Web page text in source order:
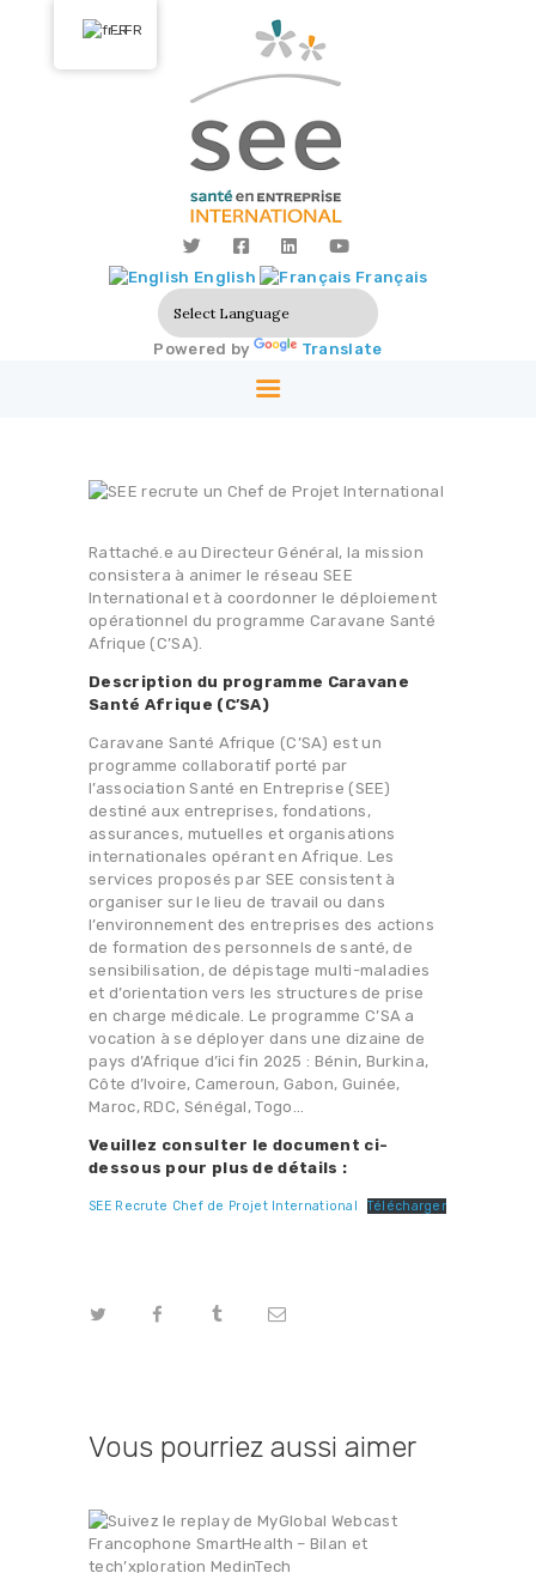
English Français
Powered by Translate
ACCUEIL
NOUS DÉCOUVRIR
NOS ACTIONS
SOLUTIONS
PARTENAIRES
LABELISATION
Rattaché.e au Directeur Général, la mission
consistera à animer le réseau SEE
International et à coordonner le déploiement
opérationnel du programme Caravane Santé
Afrique (C’SA).
Description du programme Caravane
Santé Afrique (C’SA)
Caravane Santé Afrique (C’SA) est un
programme collaboratif porté par
l’association Santé en Entreprise (SEE)
destiné aux entreprises, fondations,
assurances, mutuelles et organisations
internationales opérant en Afrique. Les
services proposés par SEE consistent à
organiser sur le lieu de travail ou dans
l’environnement des entreprises des actions
de formation des personnels de santé, de
sensibilisation, de dépistage multi-maladies
et d’orientation vers les structures de prise
en charge médicale. Le programme C’SA a
vocation à se déployer dans une dizaine de
pays d’Afrique d’ici fin 2025 : Bénin, Burkina,
Côte d’Ivoire, Cameroun, Gabon, Guinée,
Maroc, RDC, Sénégal, Togo…
Veuillez consulter le document ci-
dessous pour plus de détails :
SEE Recrute Chef de Projet International Télécharger
Vous pourriez aussi aimer
FR